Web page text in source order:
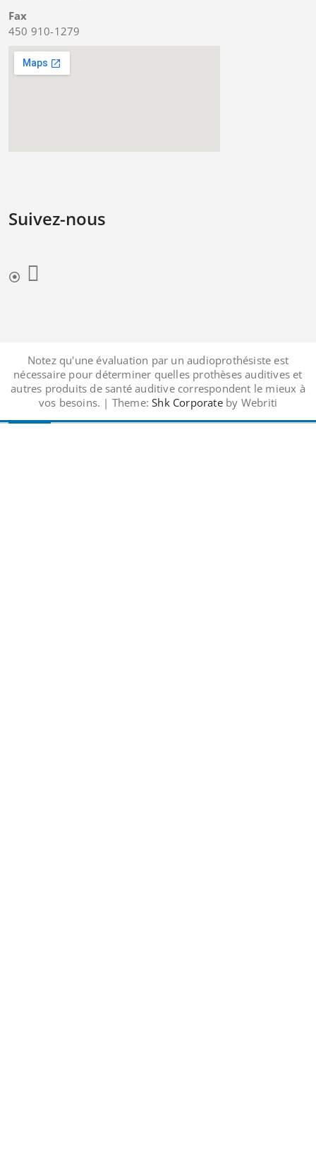
Fax
450 910-1279
Suivez-nous
Notez qu'une évaluation par un audioprothésiste est
nécessaire pour déterminer quelles prothèses auditives et
autres produits de santé auditive correspondent le mieux à
vos besoins. | Theme: Shk Corporateby Webriti